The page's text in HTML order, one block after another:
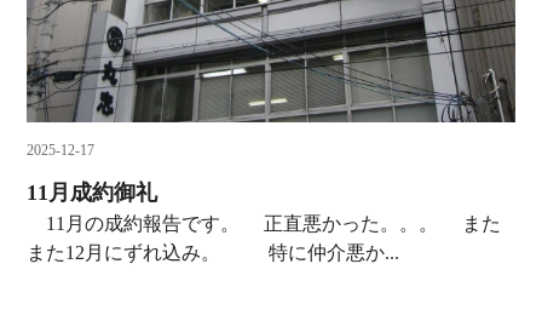
2025-12-17
11月成約御礼
11月の成約報告です。 正直悪かった。。。 また
また12月にずれ込み。 特に仲介悪か...